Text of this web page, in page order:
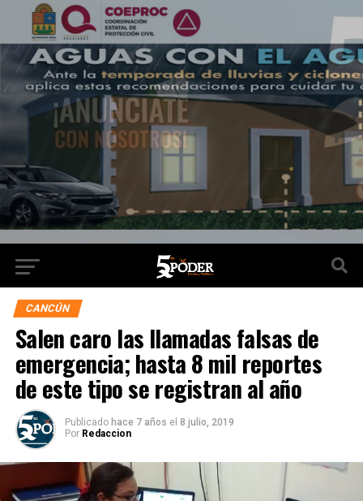
CANCÚN
Salen caro las llamadas falsas de
emergencia; hasta 8 mil reportes
de este tipo se registran al año
Publicado hace 7 años el 8 julio, 2019
Por Redaccion